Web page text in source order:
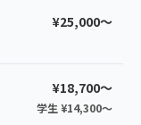
¥25,000〜
¥18,700〜
学生 ¥14,300〜